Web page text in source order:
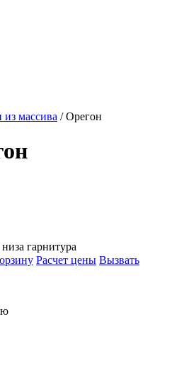
массива / Орегон
гарнитура
Расчет цены Вызвать